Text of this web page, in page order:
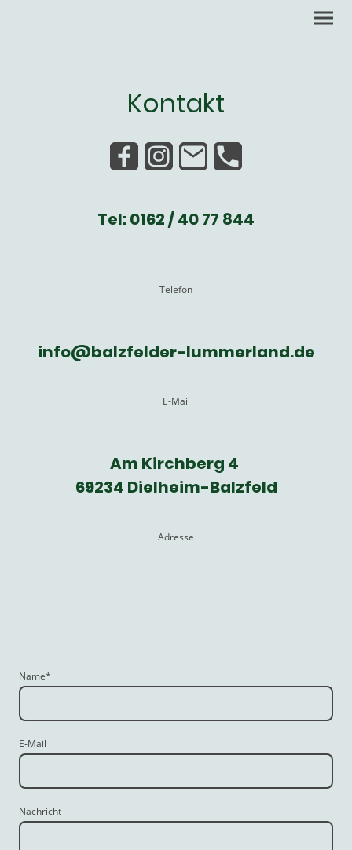
Kontakt
Tel: 0162 / 40 77 844
Telefon
info@balzfelder-lummerland.de
E-Mail
Am Kirchberg 4
69234 Dielheim-Balzfeld
Adresse
Name*
E-Mail
Nachricht